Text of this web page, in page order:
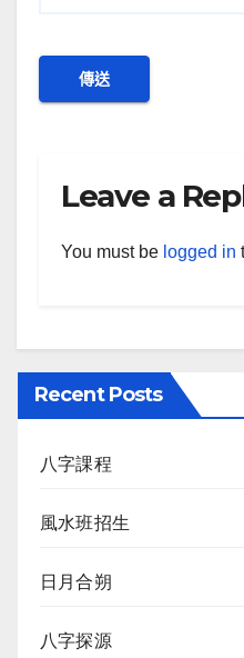
Leave a
You must be logged in
Recent Posts
八字課程
風水班招生
日月合朔
八字探源